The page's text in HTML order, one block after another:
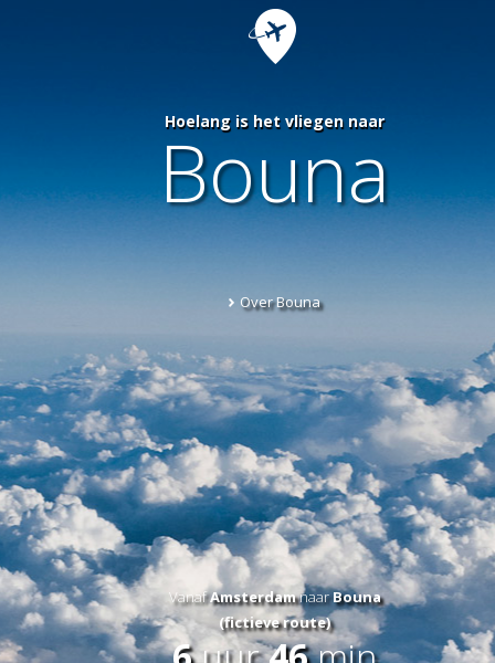
Hoelang is het vliegen naar
Bouna
Over Bouna
VanafAmsterdamnaarBouna
(fictieve route)